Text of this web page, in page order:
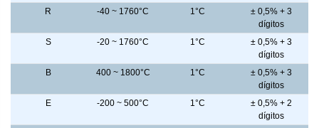
R
-40 ~ 1760°C 1°C
± 0,5% + 3
dígitos
S
-20 ~ 1760°C 1°C
± 0,5% + 3
dígitos
B
400 ~ 1800°C 1°C
± 0,5% + 3
dígitos
E
-200 ~ 500°C 1°C
± 0,5% + 2
dígitos